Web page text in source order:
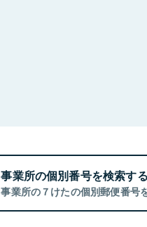
事業所の個別番号を検索する
事業所の７けたの個別郵便番号